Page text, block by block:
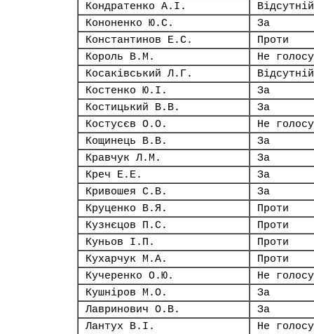
Кондратенко А.І.
Відсутній
Кононенко Ю.С.
За
Константинов Е.С.
Проти
Король В.М.
Не
Косаківський Л.Г.
Відсутній
Костенко Ю.І.
За
Костицький В.В.
За
Костусєв О.О.
Не
Кощинець В.В.
За
Кравчук Л.М.
За
Креч Е.Е.
За
Кривошея С.В.
За
Круценко В.Я.
Проти
Кузнєцов П.С.
Проти
Куньов І.П.
Проти
Кухарчук М.А.
Проти
Кучеренко О.Ю.
Не
Кушніров М.О.
За
Лавринович О.В.
За
Лантух В.І.
Не